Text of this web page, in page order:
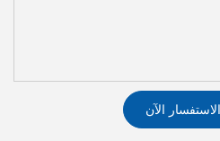
الآن